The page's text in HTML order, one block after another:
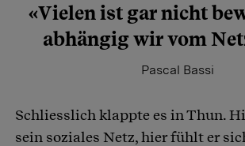
«Vielen ist gar nicht
abhängig wir vom
Pascal Bassi
Schliesslich klappte es in Thun.
sein soziales Netz, hier fühlt er